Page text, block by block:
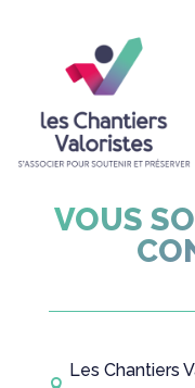
VOUS
Les Chantiers